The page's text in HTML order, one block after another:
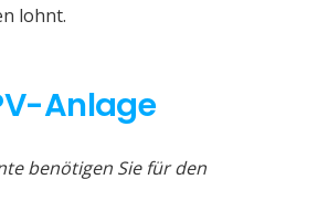
lohnt.
Anlage
benötigen Sie für den